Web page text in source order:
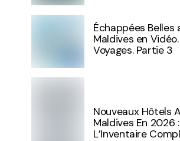
Échappées Belles
Maldives en
Voyages. Partie 3
Nouveaux Hôtels
Maldives En 2026 :
L’Inventaire